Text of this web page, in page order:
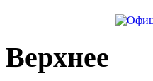
Верхнее